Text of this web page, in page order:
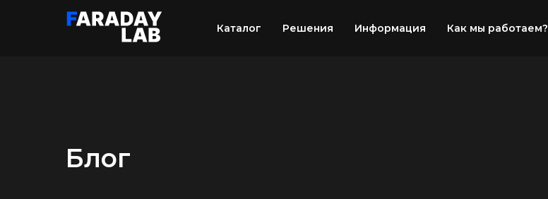
Каталог Решения Информация Как мы работаем?
Блог